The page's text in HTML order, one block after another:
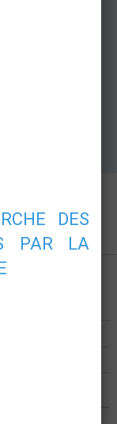
attribuer une note !
DES
PAR LA